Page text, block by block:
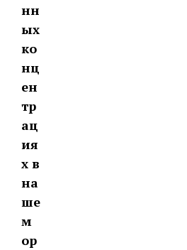
нн
ых
ко
нц
ен
тр
ац
ия
х в
на
ше
м
ор